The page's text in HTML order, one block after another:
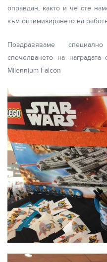
оправдан, както и че сте
към оптимизирането на
Поздравяваме
спечелването на
Milennium Falcon